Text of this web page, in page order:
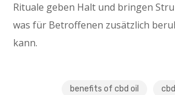
Rituale geben Halt und bringen
was für Betroffenen zusätzlich
kann.
benefits of cbd oil